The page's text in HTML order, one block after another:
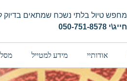
מחפש טיול בלתי נשכח שמתאים בדיוק
חייג\י 050-751-8578
אודותיי מידע למטייל